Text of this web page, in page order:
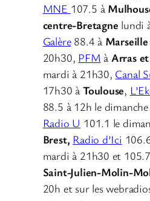
MNE 107.5 à
centre-Bretagne lundi
Galère88.4 à Marseille
20h30, PFM à Arras
mardi à 21h30, Canal
17h30 à Toulouse,
88.5 à 12h le dimanche
Radio U 101.1 le
Brest, Radio d’Ici
mardi à 21h30 et
Saint-Julien-Molin-
20h et sur les